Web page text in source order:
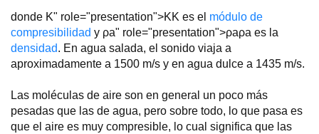
donde K" role="presentation">KK es el módulo de
compresibilidad y ρa" role="presentation">ρaρa es la
densidad. En agua salada, el sonido viaja a
aproximadamente a 1500 m/s y en agua dulce a 1435 m/s.
Las moléculas de aire son en general un poco más
pesadas que las de agua, pero sobre todo, lo que pasa es
que el aire es muy compresible, lo cual significa que las